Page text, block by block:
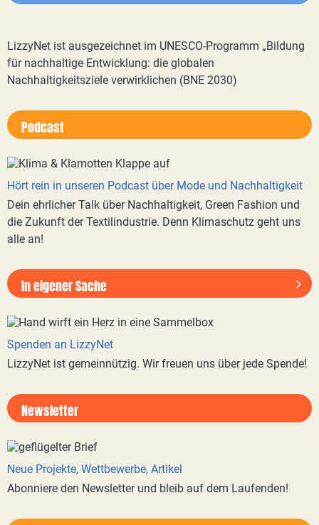
LizzyNet ist ausgezeichnet im UNESCO-Programm „Bildung
für nachhaltige Entwicklung: die globalen
Nachhaltigkeitsziele verwirklichen (BNE 2030)
Podcast
Hört rein in unseren Podcast über Mode und Nachhaltigkeit
Dein ehrlicher Talk über Nachhaltigkeit, Green Fashion und
die Zukunft der Textilindustrie. Denn Klimaschutz geht uns
alle an!
In eigener Sache
Spenden an LizzyNet
LizzyNet ist gemeinnützig. Wir freuen uns über jede Spende!
Newsletter
Neue Projekte, Wettbewerbe, Artikel
Abonniere den Newsletter und bleib auf dem Laufenden!